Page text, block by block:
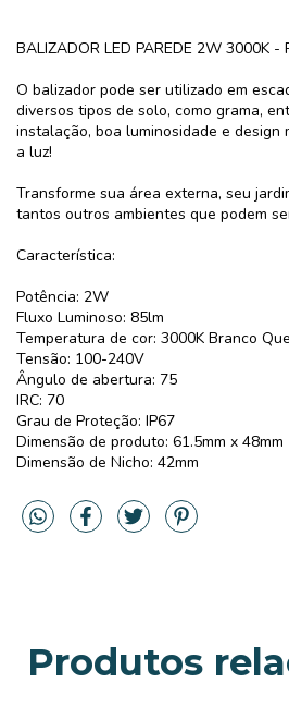
BALIZADOR LED PAREDE 2W 3000K -
O balizador pode ser utilizado em
diversos tipos de solo, como grama,
instalação, boa luminosidade e design
a luz!
Transforme sua área externa, seu
tantos outros ambientes que podem
Característica:
Potência: 2W
Fluxo Luminoso: 85lm
Temperatura de cor: 3000K Branco
Tensão: 100-240V
Ângulo de abertura: 75
IRC: 70
Grau de Proteção: IP67
Dimensão de produto: 61.5mm x 48mm
Dimensão de Nicho: 42mm
Produtos